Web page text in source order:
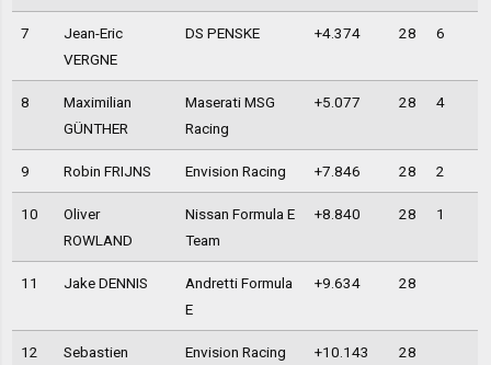
7
Jean-Eric
VERGNE
DS PENSKE +4.374 28 6
8
Maximilian
GÜNTHER
Maserati MSG
Racing
+5.077 28 4
9 Robin FRIJNS Envision Racing +7.846 28 2
10
Oliver
ROWLAND
Nissan Formula E
Team
+8.840 28 1
11 Jake DENNIS
Andretti Formula
E
+9.634 28
12
Sebastien
Envision Racing +10.143 28